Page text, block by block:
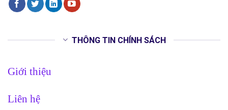
THÔNG TIN CHÍNH SÁCH
Giới thiệu
Liên hệ